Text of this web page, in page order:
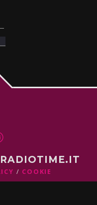
COOKIE